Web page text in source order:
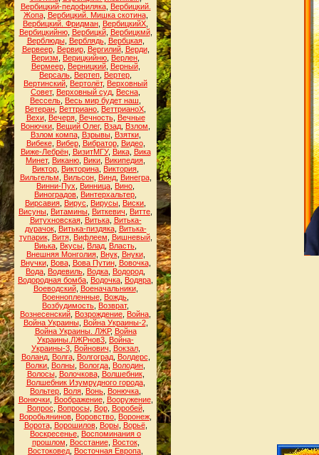
Вербицкий-педофиляка, Вербицкий.
Жопа, Вербицкий. Мишка скотина,
Вербицкий. Фридман ВербицкийХ
Вербицкийню, Вербицкй, Вербицкмй,
Верблюды, Верблядь, Вербцкая,
Вервеер, Вервир, Вергилий, Верди,
Веризм
Верицкийню Верлен
Вермеер, Верницкий, Верный,
Версаль Вертеп Вертер
Вертинский Вертолёт, Верховный
Совет, Верховный суд Весна
Вессель Весь мир будет наш
Ветеран Веттриано ВеттрианоХ
Вехи, Вечеря, Вечность, Вечные
Вонючки Вещий Олег, Взад Взлом
Взлом компа, Взрывы, Взятки,
Вибеке, Вибер, Вибратор, Видео,
Виже-Лебрён, ВизитМГУ, Вика, Вика
Минет, Виканю Вики Википедия
Виктор Викторина Виктория
Вильгельм
Вильсон, Винд, Винегра,
Винни-Пух
Винница Вино
Виноградов Винтерхальтер
Вирсавия Вирус Вирусы Виски
Висуны Витамины Виткевич Витте
Витухновская, Витька, Витька-
дурачок, Витька-пиздяка, Витька-
тупарик, Витя, Вифлеем Вишневый,
Виька Вкусы Влад Власть
Внешняя Монголия, Внук, Внуки,
Внучки, Вова, Вова Путин, Вовочка,
Вода Водевиль Водка Водород
Водородная бомба Водочка Водяра
Воеводский, Военачальники,
Военнопленные Вождь
Возбудимость Возврат,
Вознесенский Возрождение Война
Война Украины, Война Украины-2,
Война Украины. ЛЖР, Война
Украины.ЛЖРнов3 Война-
Украины-3, Войнович Вокзал,
Воланд, Волга, Волгоград, Волдерс
Волки Волны Вологда Володин
Волосы, Волочкова, Волшебник,
Волшебник Изумрудного города,
Вольтер Воля Вонь Вонючка
Вонючки, Воображение, Вооружение,
Вопрос
Вопросы, Вор, Воробей,
Воробьянинов Воровство Воронеж
Ворота, Ворошилов, Воры, Ворьё,
Воскресенье Воспоминания о
прошлом
Восстание, Восток,
Востоковед Восточная Европа